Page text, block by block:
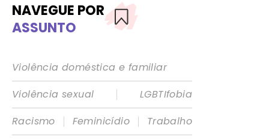
NAVEGUE POR
ASSUNTO
Violência doméstica e familiar
Violência sexual
|
LGBTIfobia
Racismo
| Feminicídio |
Trabalho